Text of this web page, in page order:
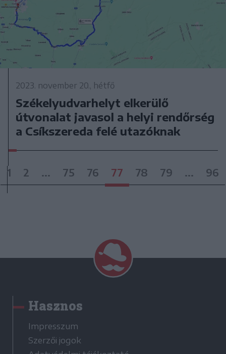
2023. november 20., hétfő
Székelyudvarhelyt elkerülő
útvonalat javasol a helyi rendőrség
a Csíkszereda felé utazóknak
1 2 ... 75 76 77 78 79 ... 96
Hasznos
Impresszum
Szerzői jogok